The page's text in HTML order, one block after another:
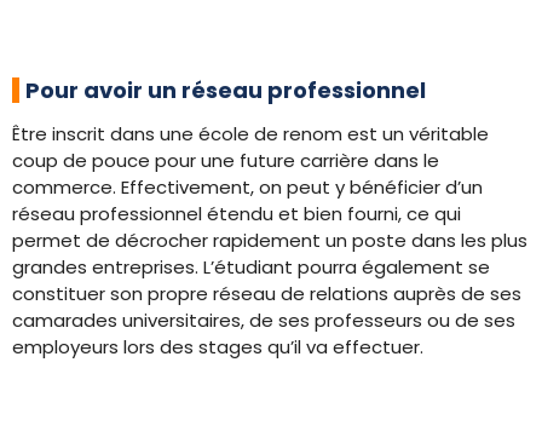
Pour avoir un réseau professionnel
Être inscrit dans une école de renom est un véritable
coup de pouce pour une future carrière dans le
commerce. Effectivement, on peut y bénéficier d’un
réseau professionnel étendu et bien fourni, ce qui
permet de décrocher rapidement un poste dans les plus
grandes entreprises. L’étudiant pourra également se
constituer son propre réseau de relations auprès de ses
camarades universitaires, de ses professeurs ou de ses
employeurs lors des stages qu’il va effectuer.